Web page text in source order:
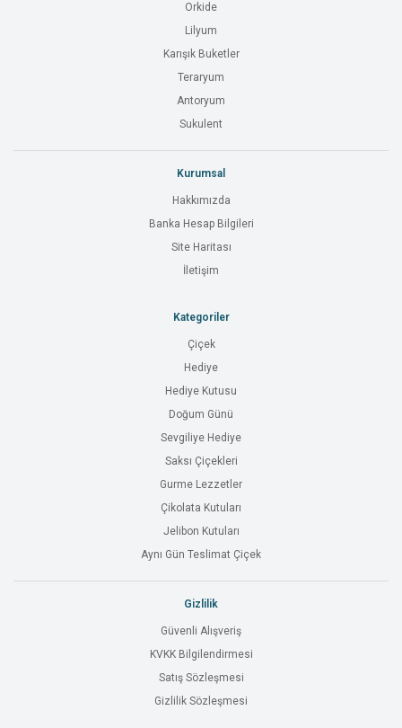
Orkide
Lilyum
Karışık Buketler
Teraryum
Antoryum
Sukulent
Kurumsal
Hakkımızda
Banka Hesap Bilgileri
Site Haritası
İletişim
Kategoriler
Çiçek
Hediye
Hediye Kutusu
Doğum Günü
Sevgiliye Hediye
Saksı Çiçekleri
Gurme Lezzetler
Çikolata Kutuları
Jelibon Kutuları
Aynı Gün Teslimat Çiçek
Gizlilik
Güvenli Alışveriş
KVKK Bilgilendirmesi
Satış Sözleşmesi
Gizlilik Sözleşmesi